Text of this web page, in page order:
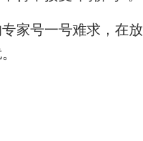
家号一号难求，在放